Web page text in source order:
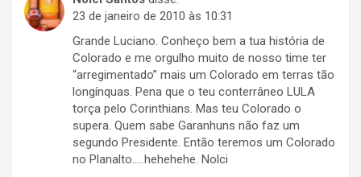
23 de janeiro de 2010 às 10:31
Grande Luciano. Conheço bem a tua história de
Colorado e me orgulho muito de nosso time ter
“arregimentado” mais um Colorado em terras tão
longínquas. Pena que o teu conterrâneo LULA
torça pelo Corinthians. Mas teu Colorado o
supera. Quem sabe Garanhuns não faz um
segundo Presidente. Então teremos um Colorado
no Planalto…..hehehehe. Nolci